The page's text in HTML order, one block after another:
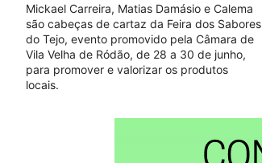
Mickael Carreira, Matias Damásio e Calema
são cabeças de cartaz da Feira dos Sabores
do Tejo, evento promovido pela Câmara de
Vila Velha de Ródão, de 28 a 30 de junho,
para promover e valorizar os produtos
locais.